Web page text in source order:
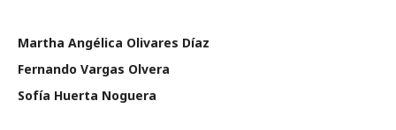
Martha Angélica Olivares Díaz
Fernando Vargas Olvera
Sofía Huerta Noguera